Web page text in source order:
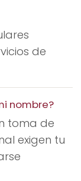
de
nombre?
toma de
exigen tu